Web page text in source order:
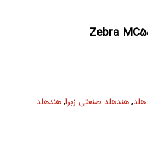
,هندهلد صنعتی زبرا,هندهلد